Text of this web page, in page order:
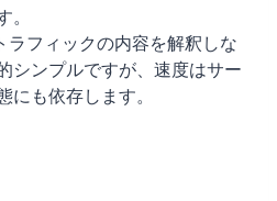
ラフィックの内容を解釈しな
シンプルですが、速度はサー
も依存します。